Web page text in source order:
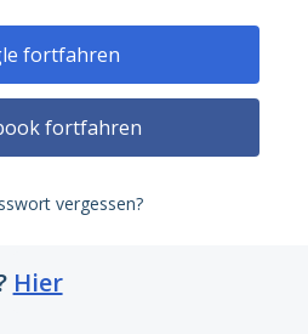
fortfahren
fortfahren
vergessen?
Hier